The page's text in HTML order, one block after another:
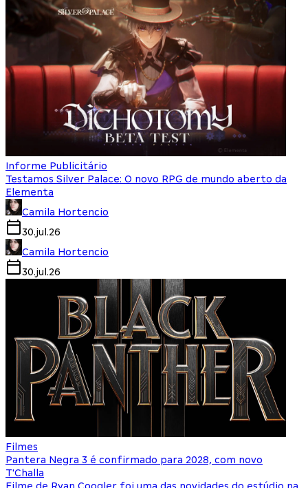
Informe Publicitário
Testamos Silver Palace: O novo RPG de mundo aberto da
Elementa
Camila Hortencio
30.jul.26
Camila Hortencio
30.jul.26
Filmes
Pantera Negra 3 é confirmado para 2028, com novo
T'Challa